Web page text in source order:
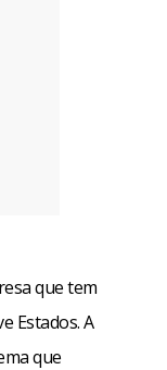
que tem
Estados. A
que